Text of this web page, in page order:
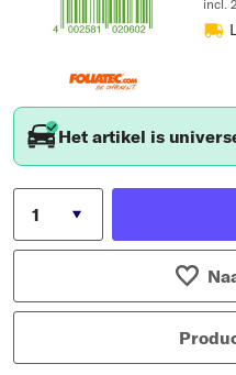
incl.
Het artikel is